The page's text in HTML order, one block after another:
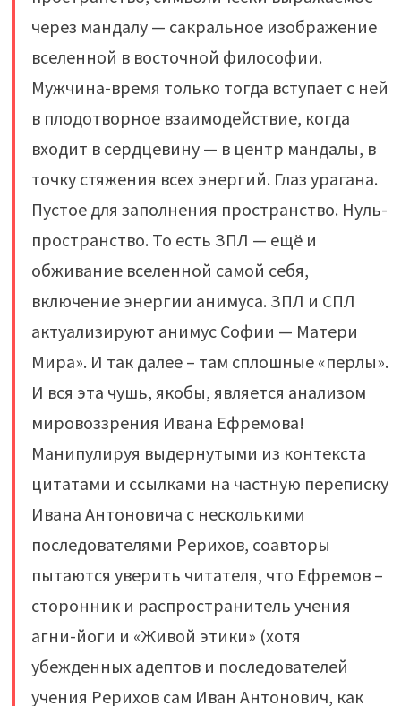
через мандалу — сакральное изображение
вселенной в восточной философии.
Мужчина-время только тогда вступает с ней
в плодотворное взаимодействие, когда
входит в сердцевину — в центр мандалы, в
точку стяжения всех энергий. Глаз урагана.
Пустое для заполнения пространство. Нуль-
пространство. То есть ЗПЛ — ещё и
обживание вселенной самой себя,
включение энергии анимуса. ЗПЛ и СПЛ
актуализируют анимус Софии — Матери
Мира». И так далее – там сплошные «перлы».
И вся эта чушь, якобы, является анализом
мировоззрения Ивана Ефремова!
Манипулируя выдернутыми из контекста
цитатами и ссылками на частную переписку
Ивана Антоновича с несколькими
последователями Рерихов, соавторы
пытаются уверить читателя, что Ефремов –
сторонник и распространитель учения
агни-йоги и «Живой этики» (хотя
убежденных адептов и последователей
учения Рерихов сам Иван Антонович, как